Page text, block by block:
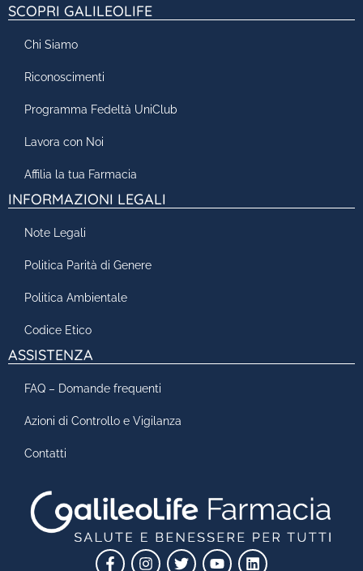
SCOPRI GALILEOLIFE
Chi Siamo
Riconoscimenti
Programma Fedeltà UniClub
Lavora con Noi
Affilia la tua Farmacia
INFORMAZIONI LEGALI
Note Legali
Politica Parità di Genere
Politica Ambientale
Codice Etico
ASSISTENZA
FAQ – Domande frequenti
Azioni di Controllo e Vigilanza
Contatti